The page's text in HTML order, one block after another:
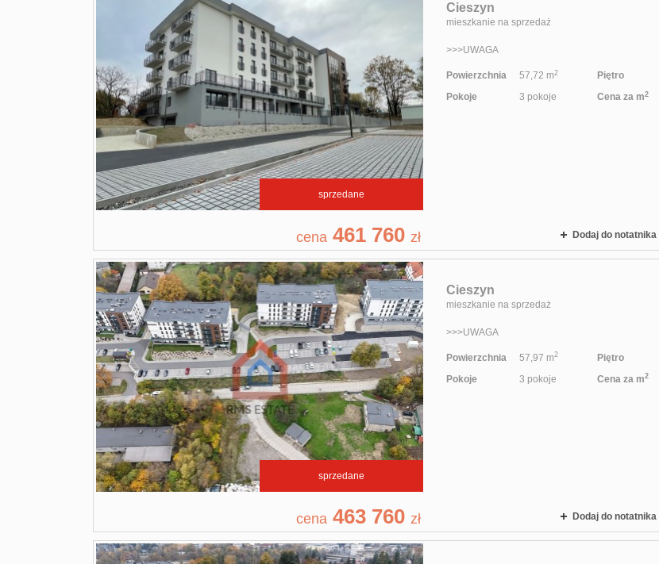
sprzedane
Cieszyn
mieszkanie na sprzedaż
>>>UWAGA
Powierzchnia 57,72 m2 Piętro
Pokoje
3 pokoje Cena za m2
cena 461 760 zł Dodaj do notatnika
sprzedane
Cieszyn
mieszkanie na sprzedaż
>>>UWAGA
Powierzchnia 57,97 m2 Piętro
Pokoje
3 pokoje Cena za m2
cena463 760 zł Dodaj do notatnika